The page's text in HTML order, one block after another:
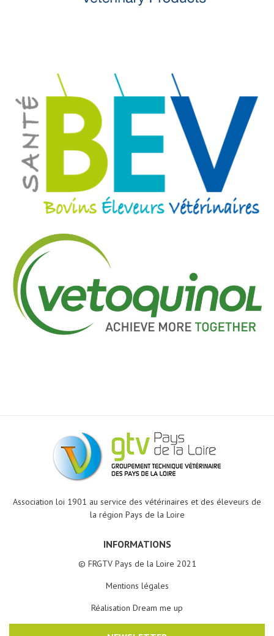
Association loi 1901 au service des vétérinaires et des éleveurs de
la région Pays de la Loire
INFORMATIONS
© FRGTV Pays de la Loire 2021
Mentions légales
Réalisation Dream me up